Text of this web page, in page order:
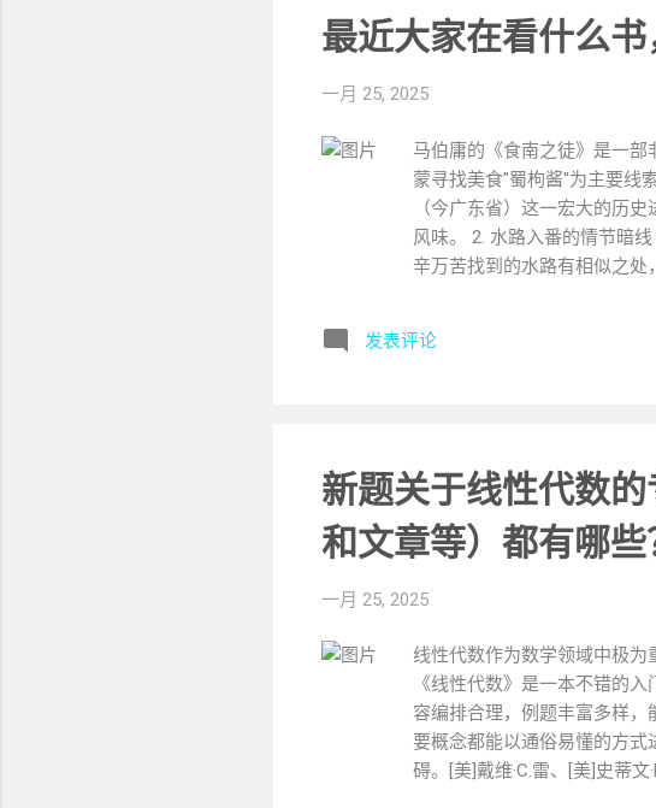
林轻竹儿子的手致其受伤，
赔，甚至扬言要林轻竹用三族
晚看似春风得意的背后，却被
代世界之中。 图书名称 图书
前往边疆，在经历边疆的生
情节反转多样，人物形象鲜
藏部分内容，更多查看原文
最近大家在看什么书
一月 25, 2025
马伯庸的《食南之徒》是一
蒙寻找美食"蜀枸酱"为主要线
（今广东省）这一宏大的历
风味。 2. 水路入番的情节暗
辛万苦找到的水路有相似之处
真品性，唐蒙在酸甜苦辣咸
度体现出他作为南越武王"狐
立为王之间的矛盾心态。这些
读小说 1. 通过故事挖掘深意 -
如，从不同的饮食偏好反映出
因过于理性而遭遇危险。 2.
句，从这些语句中可以延伸出
发表评论
新题关于线性代数
和文章等）都有哪些
一月 25, 2025
线性代数作为数学领域中极为
《线性代数》是一本不错的
容编排合理，例题丰富多样
要概念都能以通俗易懂的方
碍。[美]戴维·C.雷、[美]史蒂